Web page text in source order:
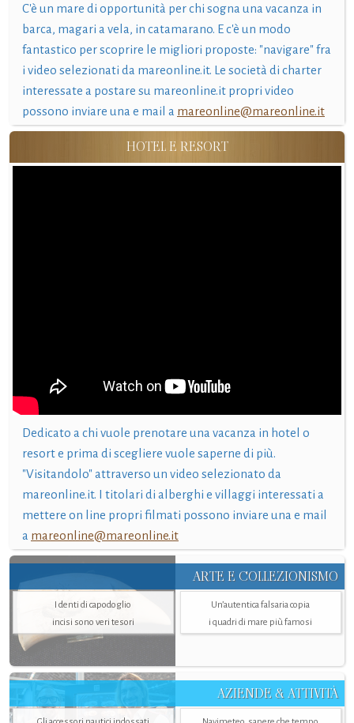
C'è un mare di opportunità per chi sogna una vacanza in
barca, magari a vela, in catamarano. E c'è un modo
fantastico per scoprire le migliori proposte: "navigare" fra
i video selezionati da mareonline.it. Le società di charter
interessate a postare su mareonline.it propri video
possono inviare una e mail a mareonline@mareonline.it
HOTEL E RESORT
Dedicato a chi vuole prenotare una vacanza in hotel o
resort e prima di scegliere vuole saperne di più.
"Visitandolo" attraverso un video selezionato da
mareonline.it. I titolari di alberghi e villaggi interessati a
mettere on line propri filmati possono inviare una e mail
a mareonline@mareonline.it
ARTE E COLLEZIONISMO
I denti di capodoglio
incisi sono veri tesori
Un’autentica falsaria copia
i quadri di mare più famosi
AZIENDE & ATTIVITÀ